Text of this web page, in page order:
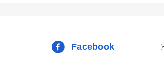
Facebook